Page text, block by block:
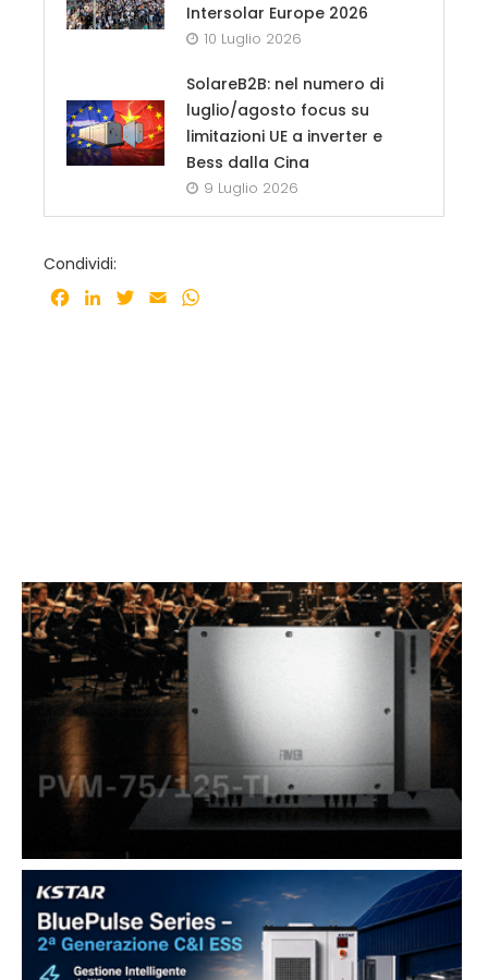
Intersolar Europe 2026
10 Luglio 2026
SolareB2B: nel numero di
luglio/agosto focus su
limitazioni UE a inverter e
Bess dalla Cina
9 Luglio 2026
Condividi:
Facebook
LinkedInTwitter
Email